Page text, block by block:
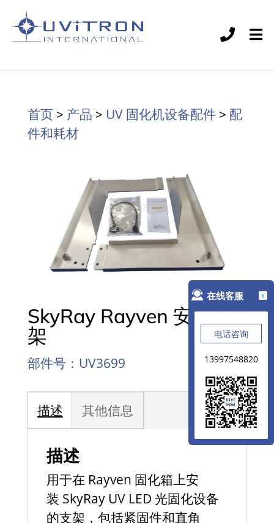
首页> 产品 > UV 固化机设备配件> 配
件和耗材
SkyRay Rayven 安装支
架
部件号：UV3699
描述 其他信息
描述
用于在 Rayven 固化箱上安
装 SkyRayUV LED 光固化设备
的支架， 包括紧固件和直角
在线客服 X
电话咨询
13997548820